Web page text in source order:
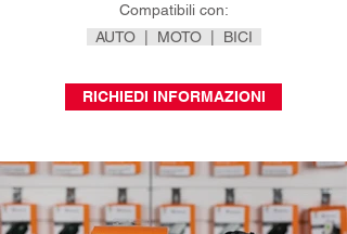
Compatibili con:
AUTO | MOTO | BICI
RICHIEDI INFORMAZIONI